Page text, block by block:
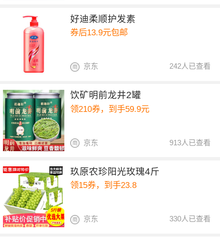
好迪柔顺护发素
券后13.9元包邮
242人已查看
京东
饮矿明前龙井2罐
领210券，到手59.9元
913人已查看
京东
玖原农珍阳光玫瑰4斤
领15券，到手23.8
330人已查看
京东